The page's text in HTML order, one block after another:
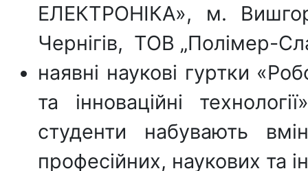
ЕЛЕКТРОНІКА», м.
Чернігів, ТОВ „Полімер-
наявні наукові гуртки
та інноваційні
студенти набувають
професійних, наукових та